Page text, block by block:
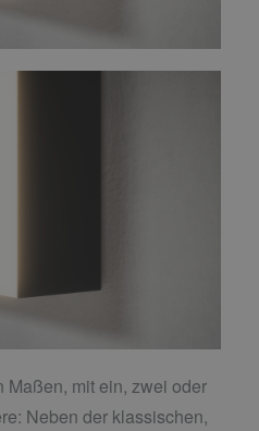
mit ein, zwei oder
Neben der klassischen,